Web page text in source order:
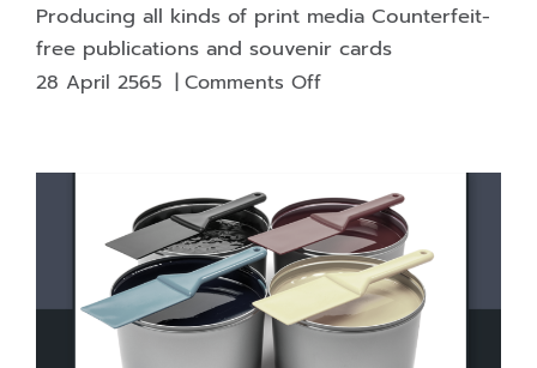
Producing all kinds of print media Counterfeit-
free publications and souvenir cards
28 April 2565 | Comments Offon
of
print
media
Counterfeit-
free
publications